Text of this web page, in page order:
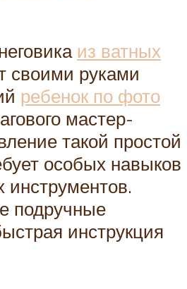
из ватных
своими руками
ребенок по фото
мастер-
такой простой
особых навыков
подручные
инструкция